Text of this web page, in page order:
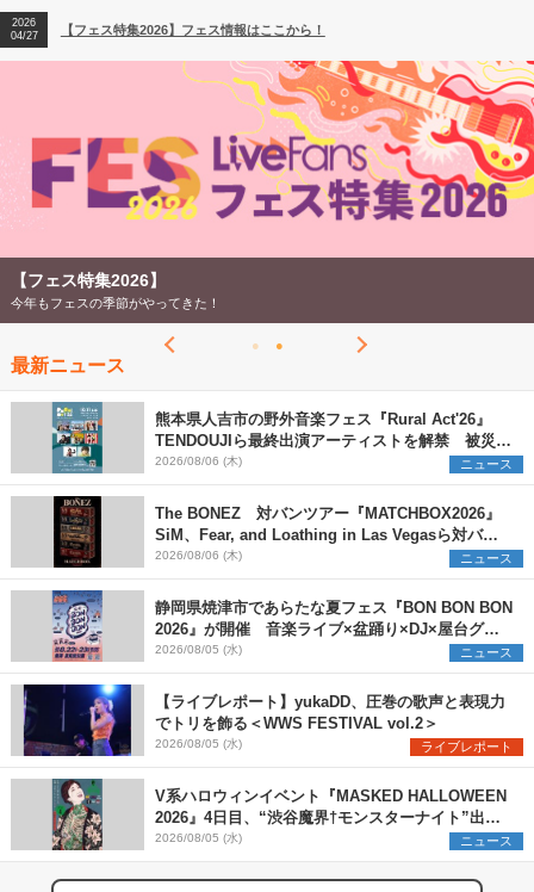
2026
04/27
【フェス特集2026】フェス情報はここから！
2026
【ライブ動員ランキング】2026年上半期編発表！
【フェス特集2026】
今年もフェスの季節がやってきた！
最新ニュース
熊本県人吉市の野外音楽フェス『Rural Act'26』
TENDOUJIら最終出演アーティストを解禁 被災地
支援プロジェクトの始動も発表
2026/08/06 (木) ニュース
The BONEZ 対バンツアー『MATCHBOX2026』
SiM、Fear, and Loathing in Las Vegasら対バン
アーティストを一斉解禁
2026/08/06 (木) ニュース
静岡県焼津市であらたな夏フェス『BON BON BON
2026』が開催 音楽ライブ×盆踊り×DJ×屋台グル
メ×ランタンナイトで彩る2日間
2026/08/05 (水) ニュース
【ライブレポート】yukaDD、圧巻の歌声と表現力
でトリを飾る＜WWS FESTIVAL vol.2＞
2026/08/05 (水) ライブレポート
V系ハロウィンイベント『MASKED HALLOWEEN
2026』4日目、“渋谷魔界†モンスターナイト”出演6
組を発表
2026/08/05 (水) ニュース